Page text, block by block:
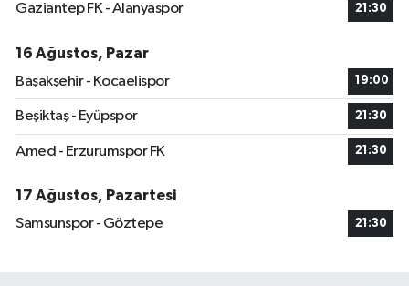
Gaziantep FK - Alanyaspor 21:30
16 Ağustos, Pazar
Başakşehir - Kocaelispor
19:00
Beşiktaş - Eyüpspor 21:30
Amed - Erzurumspor FK 21:30
17 Ağustos, Pazartesi
Samsunspor - Göztepe
21:30